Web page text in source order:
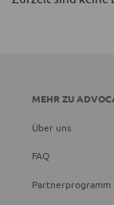
MEHR ZU
Über uns
FAQ
Partnerprogramm